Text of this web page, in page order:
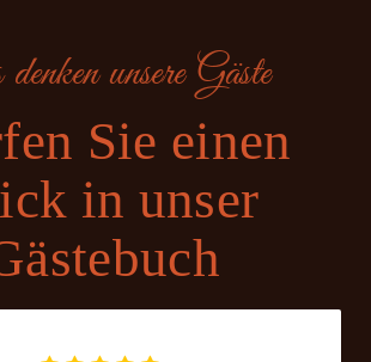
unsere Gäste
Sie einen
in unser